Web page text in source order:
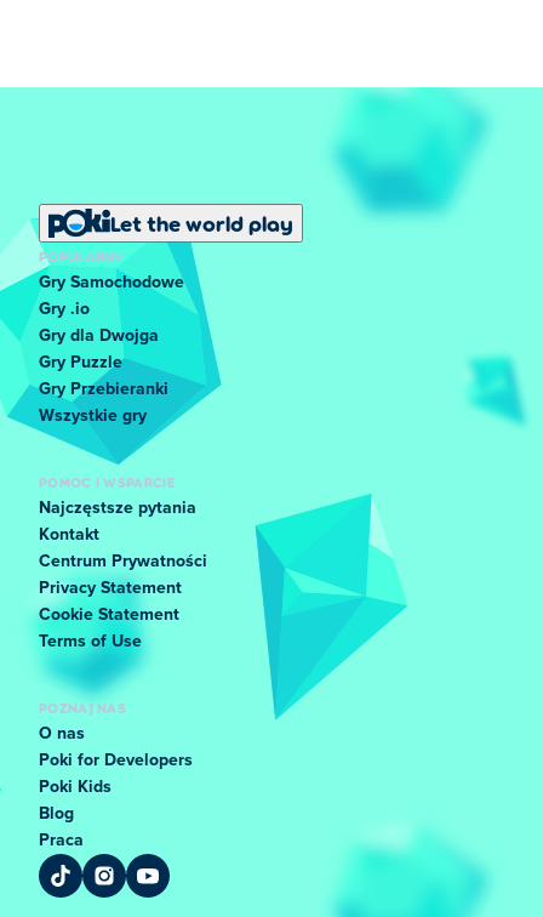
Let the world play
POPULARNY
Gry Samochodowe
Gry .io
Gry dla Dwojga
Gry Puzzle
Gry Przebieranki
Wszystkie gry
POMOC I WSPARCIE
Najczęstsze pytania
Kontakt
Centrum Prywatności
Privacy Statement
Cookie Statement
Terms of Use
POZNAJ NAS
O nas
Poki for Developers
Poki Kids
Blog
Praca